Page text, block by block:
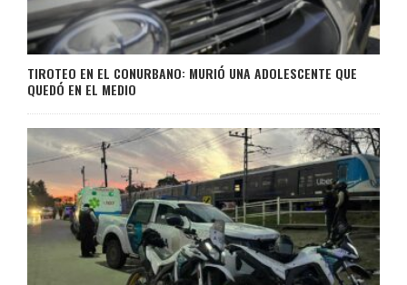
TIROTEO EN EL CONURBANO: MURIÓ UNA ADOLESCENTE QUE
QUEDÓ EN EL MEDIO